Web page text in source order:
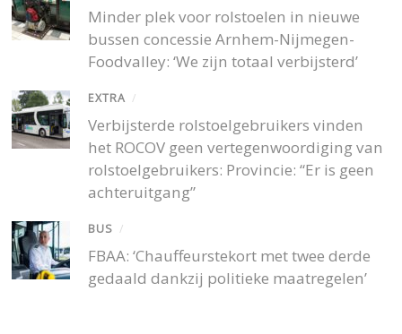
Minder plek voor rolstoelen in nieuwe
bussen concessie Arnhem-Nijmegen-
Foodvalley: ‘We zijn totaal verbijsterd’
EXTRA /
Verbijsterde rolstoelgebruikers vinden
het ROCOV geen vertegenwoordiging van
rolstoelgebruikers: Provincie: “Er is geen
achteruitgang”
BUS /
FBAA: ‘Chauffeurstekort met twee derde
gedaald dankzij politieke maatregelen’